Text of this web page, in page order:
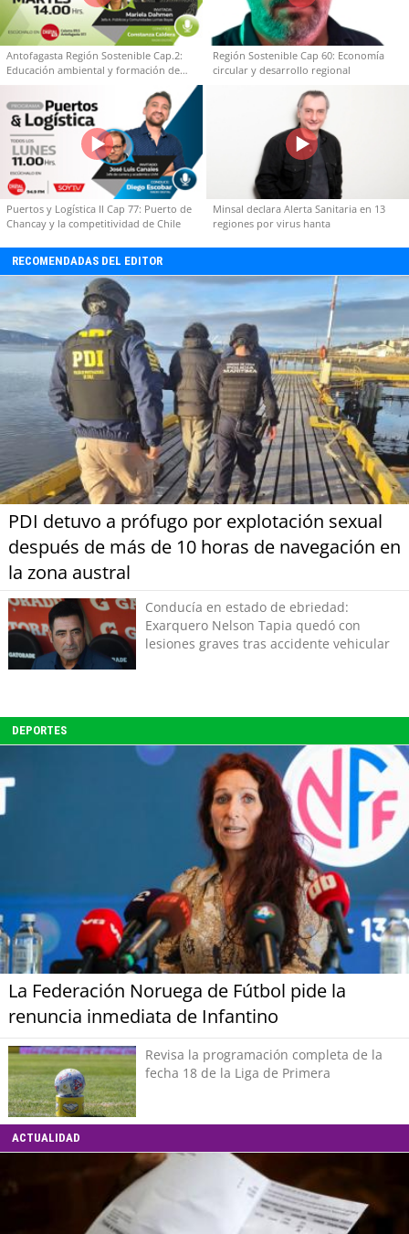
Antofagasta Región Sostenible Cap.2:
Educación ambiental y formación de
capacidades técnicas
Región Sostenible Cap 60: Economía
circular y desarrollo regional
Puertos y Logística II Cap 77: Puerto de
Chancay y la competitividad de Chile
Minsal declara Alerta Sanitaria en 13
regiones por virus hanta
RECOMENDADAS DEL EDITOR
PDI detuvo a prófugo por explotación sexual
después de más de 10 horas de navegación en
la zona austral
Conducía en estado de ebriedad:
Exarquero Nelson Tapia quedó con
lesiones graves tras accidente vehicular
DEPORTES
La Federación Noruega de Fútbol pide la
renuncia inmediata de Infantino
Revisa la programación completa de la
fecha 18 de la Liga de Primera
ACTUALIDAD